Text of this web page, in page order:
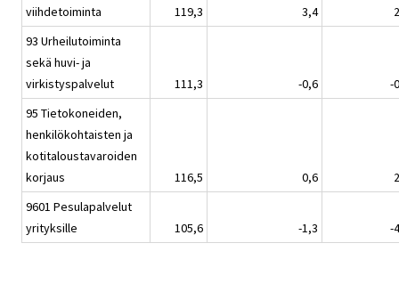
viihdetoiminta
119,3 3,4
93 Urheilutoiminta
sekä huvi- ja
virkistyspalvelut
111,3 -0,6
-
95 Tietokoneiden,
henkilökohtaisten ja
kotitaloustavaroiden
korjaus
116,5 0,6
9601 Pesulapalvelut
yrityksille
105,6 -1,3 -